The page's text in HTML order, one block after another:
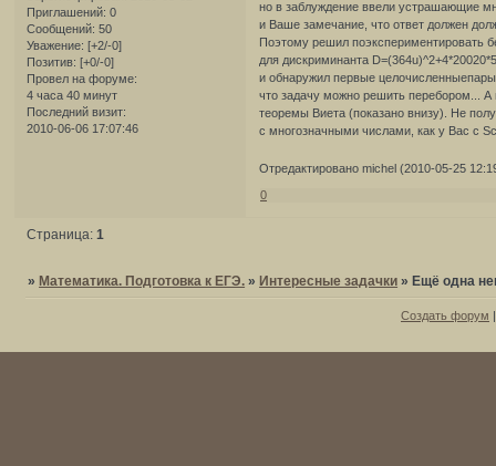
Приглашений: 0
Сообщений: 50
Уважение: [+2/-0]
Позитив: [+0/-0]
Провел на форуме:
4 часа 40 минут
Последний визит:
2010-06-06 17:07:46
но в заблуждение ввели устрашающие
и Ваше замечание, что ответ должен
Поэтому решил поэкспериментировать
для дискриминанта
и обнаружил первые
что задачу можно решить перебором...
теоремы Виета (показано внизу). Не
с многозначными числами, как у Вас с
Отредактировано michel (2010-05-25
0
Страница: 1
»Математика. Подготовка к ЕГЭ. »Интересные задачки »Ещё одна
Создать форум